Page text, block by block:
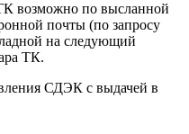
возможно по высланной
почты (по запросу
на следующий
ТК.
СДЭК с выдачей в